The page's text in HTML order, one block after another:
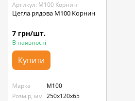
Артикул: М100 Корнин
Цегла рядова М100 Корнин
7 грн/шт.
В наявності
Купити
Марка
М100
Розмір, мм 250х120х65